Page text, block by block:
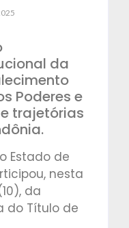
da
Poderes e
trajetórias
Estado de
nesta
da
do Título de